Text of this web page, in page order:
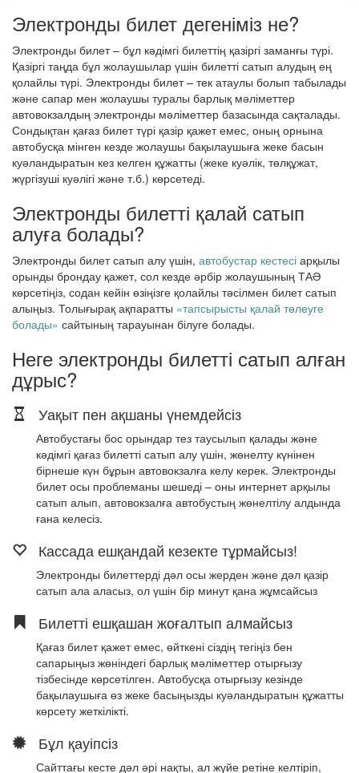
Электронды билет дегеніміз не?
Электронды билет – бұл кәдімгі билеттің қазіргі заманғы түрі.
Қазіргі таңда бұл жолаушылар үшін билетті сатып алудың ең
қолайлы түрі. Электронды билет – тек атаулы болып табылады
және сапар мен жолаушы туралы барлық мәліметтер
автовокзалдың электронды мәліметтер базасында сақталады.
Сондықтан қағаз билет түрі қазір қажет емес, оның орнына
автобусқа мінген кезде жолаушы бақылаушыға жеке басын
куәландыратын кез келген құжатты (жеке куәлік, төлқұжат,
жүргізуші куәлігі және т.б.) көрсетеді.
Электронды билетті қалай сатып
алуға болады?
Электронды билет сатып алу үшін, автобустар кестесі арқылы
орынды брондау қажет, сол кезде әрбір жолаушының ТАӘ
көрсетіңіз, содан кейін өзіңізге қолайлы тәсілмен билет сатып
алыңыз. Толығырақ ақпаратты «тапсырысты қалай төлеуге
болады» сайтының тарауынан білуге болады.
Неге электронды билетті сатып алған
дұрыс?
Уақыт пен ақшаны үнемдейсіз
Автобустағы бос орындар тез таусылып қалады және
кәдімгі қағаз билетті сатып алу үшін, жөнелту күнінен
бірнеше күн бұрын автовокзалға келу керек. Электронды
билет осы проблеманы шешеді – оны интернет арқылы
сатып алып, автовокзалға автобустың жөнелтілу алдында
ғана келесіз.
Кассада ешқандай кезекте тұрмайсыз!
Электронды билеттерді дәл осы жерден және дәл қазір
сатып ала аласыз, ол үшін бір минут қана жұмсайсыз
Билетті ешқашан жоғалтып алмайсыз
Қағаз билет қажет емес, өйткені сіздің тегіңіз бен
сапарыңыз жөніндегі барлық мәліметтер отырғызу
тізбесінде көрсетілген. Автобусқа отырғызу кезінде
бақылаушыға өз жеке басыңызды куәландыратын құжатты
көрсету жеткілікті.
Бұл қауіпсіз
Сайттағы кесте дәл әрі нақты, ал жүйе ретіне келтіріп,